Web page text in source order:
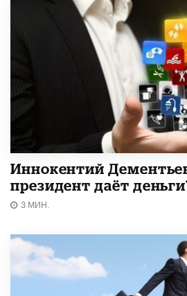
Иннокентий
президент даёт
3 МИН.